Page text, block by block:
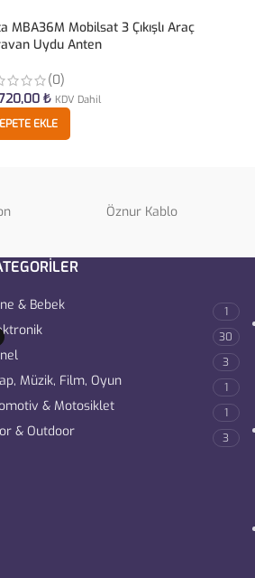
MBA36M Mobilsat 3 Çıkışlı Araç
Uydu Anten
(0)
₺ KDV Dahil
EKLE
Öznur Kablo
& Bebek 1
30
3
Müzik, Film, Oyun 1
& Motosiklet 1
& Outdoor 3